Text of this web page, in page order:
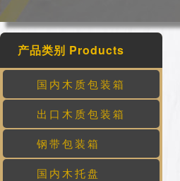
产品类别 Products
国内木质包装箱
出口木质包装箱
钢带包装箱
国内木托盘